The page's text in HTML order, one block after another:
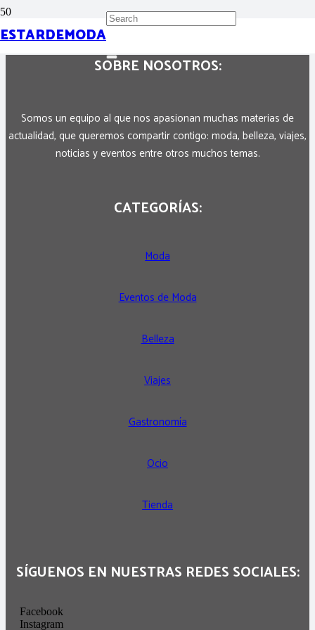
ESTARDEMODA
SOBRE NOSOTROS:
Somos un equipo al que nos apasionan muchas materias de
actualidad, que queremos compartir contigo: moda, belleza, viajes,
noticias y eventos entre otros muchos temas.
CATEGORÍAS:
Moda
Eventos de Moda
Belleza
Viajes
Gastronomía
Ocio
Tienda
SÍGUENOS EN NUESTRAS REDES SOCIALES:
Facebook
Instagram